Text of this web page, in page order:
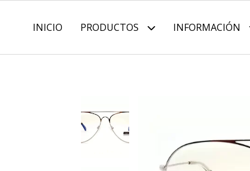
INICIO PRODUCTOS INFORMACIÓN